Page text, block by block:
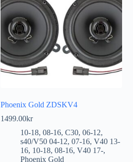
Phoenix Gold ZDSKV4
1499.00kr
10-18, 08-16, C30, 06-12,
s40/V50 04-12, 07-16, V40 13-
16, 10-18, 08-16, V40 17-,
Phoenix Gold